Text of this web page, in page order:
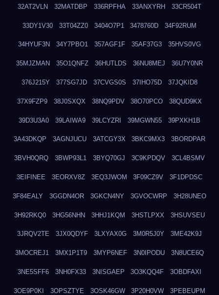
32AT2VLN 32MATDBP 336RPFHA 33ANXYRH 33CR504T
33DY1V30 33T04ZZ0 3404O7P1 3478760D 34F92RUM
34HYUF3N 34Y7PBO1 357AGF1F 35AF37G3 35HVS0VG
35MJZMAN 35O1QNFZ 36HUTLDS 36NU8MEJ 36U7Y0NR
376J215Y 377SG7JD 37CVGS0S 37IHO75D 37JQKID8
37X9FZP9 38J0SXQX 38NQ9PDV 38O70PCO 38QUD9KX
39D3U3A0 39LAIWA9 39LCYZRI 39MGWN55 39PXKH1B
3A43DKQP 3AGNJUCU 3ATCGY3X 3BKC9MX3 3BORDPAR
3BVH0QRQ 3BWP93L1 3BYQ70GJ 3C9KPDQV 3CL4BSMV
3EIFINEE 3EORXV8Z 3EQ3JWOM 3F09CZ9V 3F1DPDSC
3F84EALY 3GGDN4OR 3GKCN4NY 3GVOCWRP 3H28UNEO
3H92RKQ0 3HG56NHN 3HHJ1KQM 3HSTLPXX 3HSUVSEU
3JRQV2TE 3JX0QDYF 3LXYAX0G 3M0R5J0Y 3ME42K9J
3MOCREJ1 3MX1P1T9 3MYP6NEF 3N0IPODU 3N8UCE6Q
3NE5SFF6 3NH0FX33 3NISGAEP 3O3KQQ4F 3OBDFAXI
3OE9P0KI 3OPSZTYE 3OSK46GW 3P20H0VW 3PEBEUPM